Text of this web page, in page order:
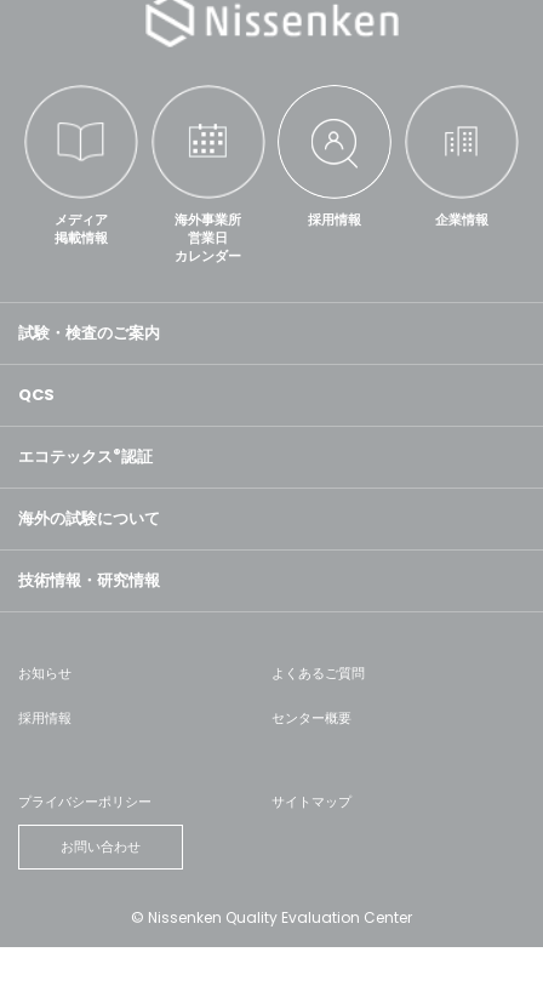
メディア
掲載情報
海外事業所
営業日
カレンダー
採用情報 企業情報
試験・検査のご案内
QCS
エコテックス®認証
海外の試験について
技術情報・研究情報
お知らせ よくあるご質問
採用情報 センター概要
プライバシーポリシー サイトマップ
お問い合わせ
© Nissenken Quality Evaluation Center